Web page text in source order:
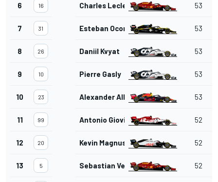
6 16 Charles Leclerc 53
7 31 Esteban Ocon 53
8 26 Daniil Kvyat 53
9 10 Pierre Gasly 53
10 23 Alexander Albon 53
11 99 Antonio Giovinazzi 52
12 20 Kevin Magnussen 52
13 5 Sebastian Vettel 52